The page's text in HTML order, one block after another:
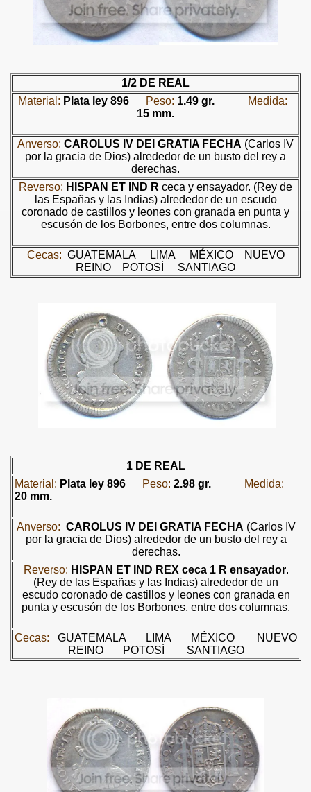
1/2 DE REAL
Material: Plata ley 896 Peso: 1.49 gr.
Medida:
15 mm.
Anverso: CAROLUS IV DEI GRATIA FECHA (Carlos IV
por la gracia de Dios) alrededor de un busto del rey a
derechas.
Reverso: HISPAN ET IND R ceca y ensayador. (Rey de
las Españas y las Indias) alrededor de un escudo
coronado de castillos y leones con granada en punta y
escusón de los Borbones, entre dos columnas.
Cecas: GUATEMALA LIMA MÉXICO
NUEVO
REINO
POTOSÍ SANTIAGO
1 DE REAL
Material: Plata ley 896 Peso: 2.98 gr.
Medida:
20 mm.
Anverso: CAROLUS IV DEI GRATIA FECHA (Carlos IV
por la gracia de Dios) alrededor de un busto del rey a
derechas.
Reverso: HISPAN ET IND REX ceca1 R ensayador.
(Rey de las Españas y las Indias) alrededor de un
escudo coronado de castillos y leones con granada en
punta y escusón de los Borbones, entre dos columnas.
Cecas: GUATEMALA LIMA MÉXICO
NUEVO
REINO
POTOSÍ SANTIAGO
VII
NATURALES DEL PERU
AMENAZADA DEL PERÚ
EL PROCESO DE INDEPENDENCIA DEL PERÚ
DE LA REPÚBLICA - BICENTENARIO 1821-2021
PERUANA